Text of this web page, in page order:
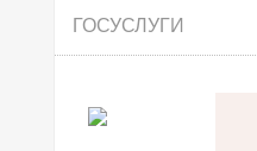
ГОСУСЛУГИ